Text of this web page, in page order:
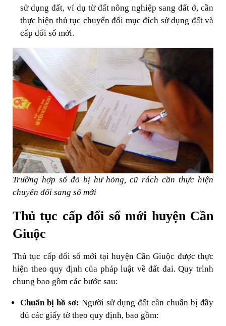
sử dụng đất, ví dụ từ đất nông nghiệp sang đất ở, cần
thực hiện thủ tục chuyển đổi mục đích sử dụng đất và
cấp đổi sổ mới.
Trường hợp sổ đỏ bị hư hỏng, cũ rách cần thực hiện
chuyển đổi sang sổ mới
Thủ tục cấp đổi sổ mới huyện Cần
Giuộc
Thủ tục cấp đổi sổ mới tại huyện Cần Giuộc được thực
hiện theo quy định của pháp luật về đất đai. Quy trình
chung bao gồm các bước sau:
Chuẩn bị hồ sơ: Người sử dụng đất cần chuẩn bị đầy
đủ các giấy tờ theo quy định, bao gồm: